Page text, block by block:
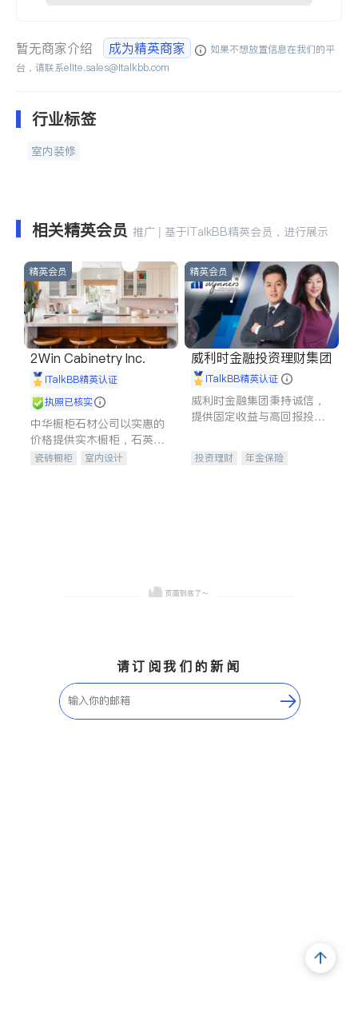
暂无商家介绍 成为精英商家
如果不想放置信息在我们的平
台，请联系elite.sales@italkbb.com
行业标签
室内装修
相关精英会员 推广 | 基于iTalkBB精英会员，进行展示
精英会员
2Win Cabinetry Inc.
iTalkBB精英认证
执照已核实
中华橱柜石材公司以实惠的
价格提供实木橱柜，石英石
台面，多种优质不锈钢水
瓷砖橱柜
室内设计
精英会员
威利时金融投资理财集团
iTalkBB精英认证
威利时金融集团秉持诚信，
提供固定收益与高回报投资
合，助力客户实现目标
投资理财
年金保险
请订阅我们的新闻